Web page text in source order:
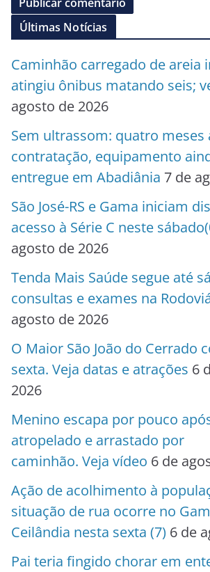
Últimas Notícias
Caminhão carregado de areia
atingiu ônibus matando seis;
agosto de 2026
Sem ultrassom: quatro meses
contratação, equipamento
entregue em Abadiânia 7 de
São José-RS e Gama iniciam
acesso à Série C neste
agosto de 2026
Tenda Mais Saúde segue até
consultas e exames na
agosto de 2026
O Maior São João do Cerrado
sexta. Veja datas e atrações 6
2026
Menino escapa por pouco
atropelado e arrastado por
caminhão. Veja vídeo 6 de
Ação de acolhimento à
situação de rua ocorre no
Ceilândia nesta sexta (7) 6 de
Pai teria fingido chorar em